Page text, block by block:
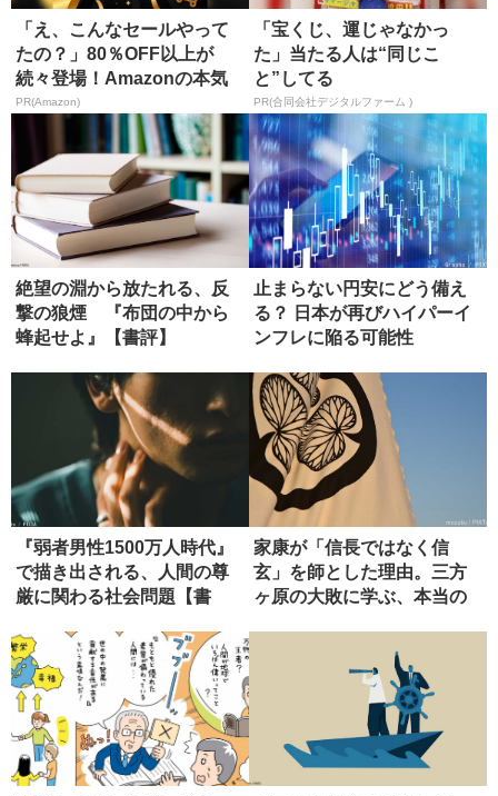
「え、こんなセールやって
たの？」80％OFF以上が
続々登場！Amazonの本気
が...
PR(Amazon)
「宝くじ、運じゃなかっ
た」当たる人は“同じこ
と”してる
PR(合同会社デジタルファーム )
絶望の淵から放たれる、反
撃の狼煙 『布団の中から
蜂起せよ』【書評】
止まらない円安にどう備え
る？ 日本が再びハイパーイ
ンフレに陥る可能性
『弱者男性1500万人時代』
で描き出される、人間の尊
厳に関わる社会問題【書
家康が「信長ではなく信
玄」を師とした理由。三方
ヶ原の大敗に学ぶ、本当の